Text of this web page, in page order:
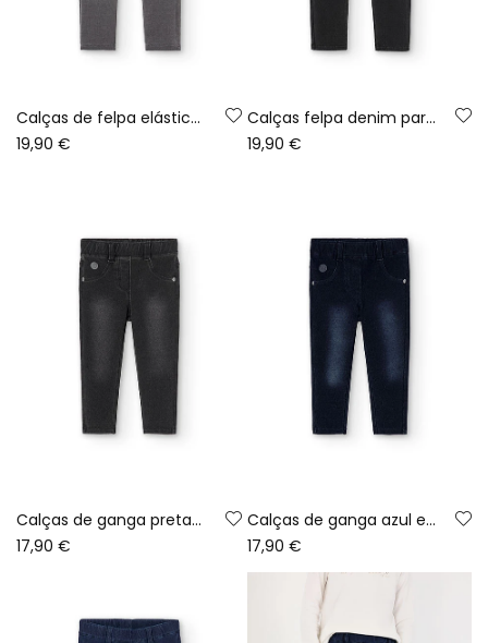
Calças de felpa elástica denim cinza para menina
19,90 €
Calças felpa denim para menina
19,90 €
Calças de ganga pretas para menina
17,90 €
Calças de ganga azul escuro para menina
17,90 €